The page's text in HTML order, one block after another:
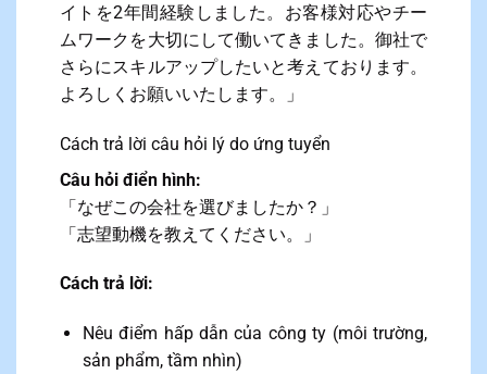
イトを2年間経験しました。お客様対応やチー
ムワークを大切にして働いてきました。御社で
さらにスキルアップしたいと考えております。
よろしくお願いいたします。」
Cách trả lời câu hỏi lý do ứng tuyển
Câu hỏi điển hình:
「なぜこの会社を選びましたか？」
「志望動機を教えてください。」
Cách trả lời:
Nêu điểm hấp dẫn của công ty (môi trường,
sản phẩm, tầm nhìn)